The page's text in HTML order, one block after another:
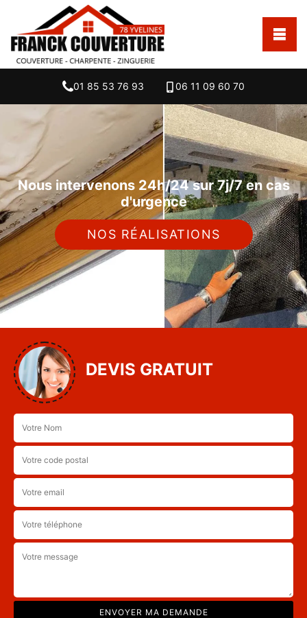
01 85 53 76 93 06 11 09 60 70
Nous intervenons 24h/24 sur 7j/7 en cas
d'urgence
NOS RÉALISATIONS
DEVIS GRATUIT